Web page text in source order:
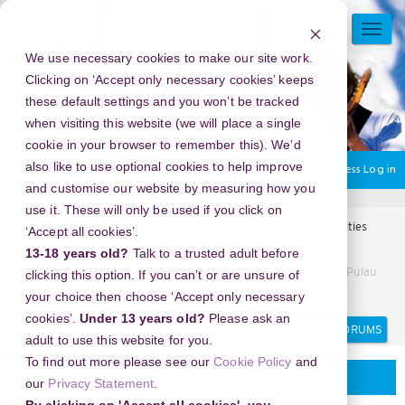
We use necessary cookies to make our site work.
Clicking on ‘Accept only necessary cookies’ keeps
these default settings and you won’t be tracked
when visiting this website (we will place a single
cookie in your browser to remember this). We’d
also like to use optional cookies to help improve
and customise our website by measuring how you
use it. These will only be used if you click on
‘Accept all cookies’.
13-18 years old? Talk to a trusted adult before
clicking this option. If you can’t or are unsure of
your choice then choose ‘Accept only necessary
cookies’. Under 13 years old? Please ask an
adult to use this website for you.
To find out more please see ourCookie Policy and
our Privacy Statement
Skip
content
You are currently using guest access Log in
Home Arts Award Forums
Regional events and opportunities
Regional events and opportunities
Trik Mendapatkan Pengalaman Terbaik Saat Mengunjungi Pulau
Komodo
Search
Search
Regional events and opportunities